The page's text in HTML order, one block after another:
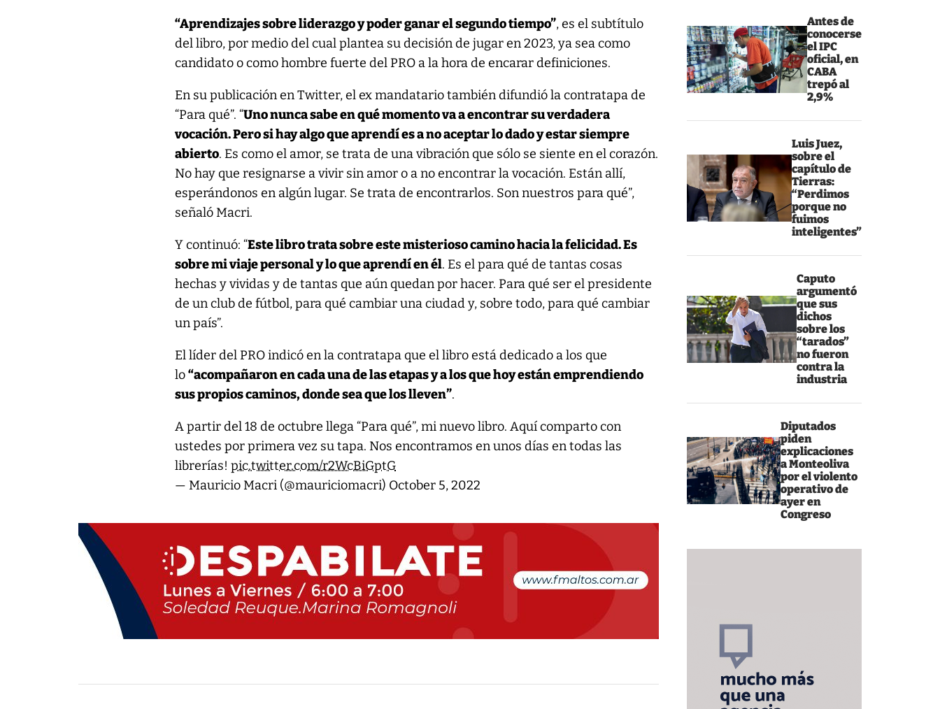
Antes de
conocerse
el IPC
oficial, en
CABA
trepó al
2,9%
Luis Juez,
sobre el
capítulo de
Tierras:
“Perdimos
porque no
fuimos
inteligentes”
Caputo
argumentó
que sus
dichos
sobre los
“tarados”
no fueron
contra la
industria
Diputados
piden
explicaciones
a Monteoliva
por el violento
operativo de
ayer en
Congreso
“Aprendizajes sobre liderazgo y poder ganar el segundo tiempo”, es el subtítulo
del libro, por medio del cual plantea su decisión de jugar en 2023, ya sea como
candidato o como hombre fuerte del PRO a la hora de encarar definiciones.
En su publicación en Twitter, el ex mandatario también difundió la contratapa de
“Para qué”. “Uno nunca sabe en qué momento va a encontrar su verdadera
vocación. Pero si hay algo que aprendí es a no aceptar lo dado y estar siempre
abierto. Es como el amor, se trata de una vibración que sólo se siente en el corazón.
No hay que resignarse a vivir sin amor o a no encontrar la vocación. Están allí,
esperándonos en algún lugar. Se trata de encontrarlos. Son nuestros para qué”,
señaló Macri.
Y continuó: “Este libro trata sobre este misterioso camino hacia la felicidad. Es
sobre mi viaje personal y lo que aprendí en él. Es el para qué de tantas cosas
hechas y vividas y de tantas que aún quedan por hacer. Para qué ser el presidente
de un club de fútbol, para qué cambiar una ciudad y, sobre todo, para qué cambiar
un país”.
El líder del PRO indicó en la contratapa que el libro está dedicado a los que
lo“acompañaron en cada una de las etapas y a los que hoy están emprendiendo
sus propios caminos, donde sea que los lleven”.
A partir del 18 de octubre llega “Para qué”, mi nuevo libro. Aquí comparto con
ustedes por primera vez su tapa. Nos encontramos en unos días en todas las
librerías!pic.twitter.com/r2WcBiGptG
— Mauricio Macri (@mauriciomacri) October 5, 2022